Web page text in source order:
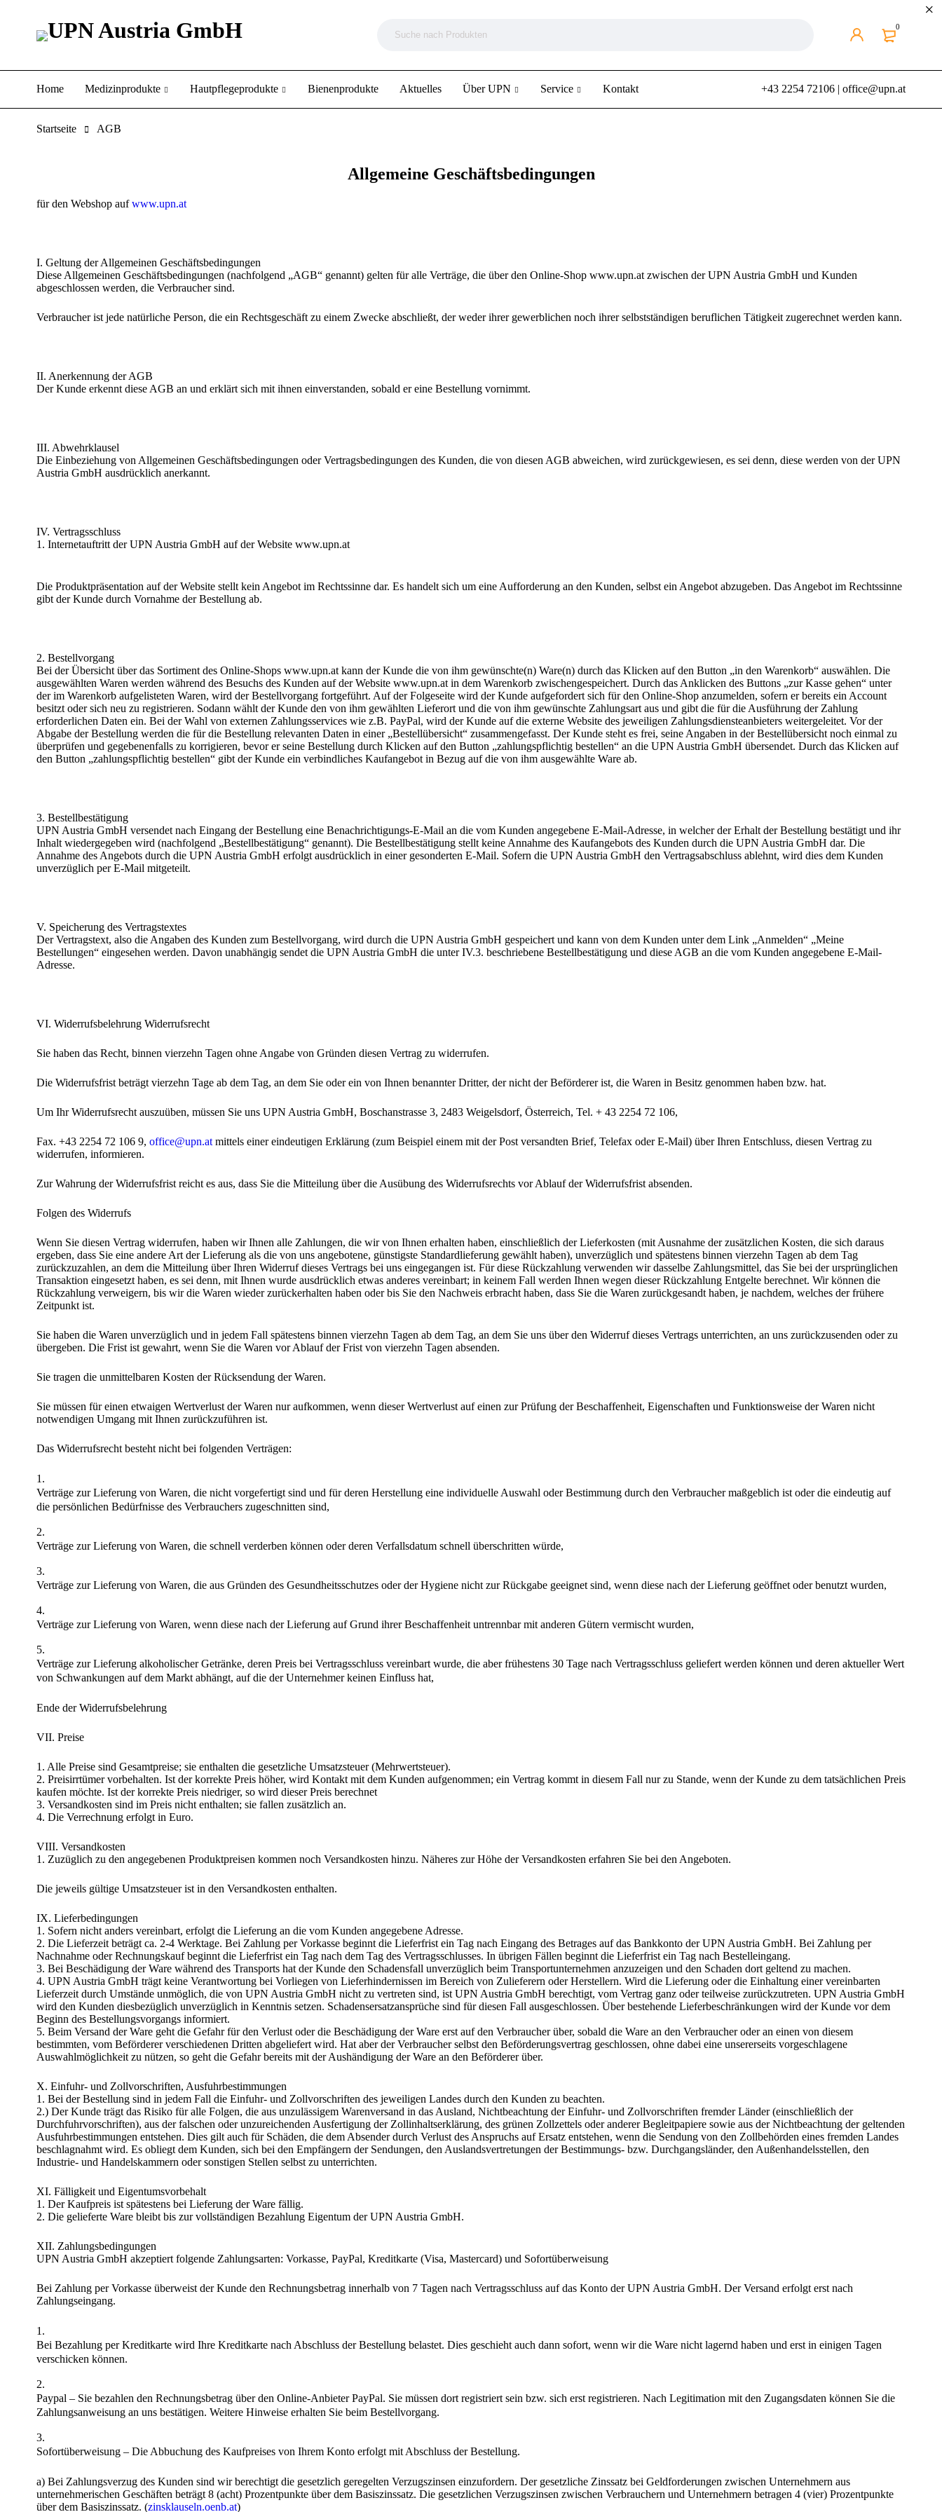
0
Home Medizinprodukte Hautpflegeprodukte Bienenprodukte Aktuelles Über UPN Service Kontakt +43 2254 72106 | office@upn.at
Startseite AGB
Allgemeine Geschäftsbedingungen
für den Webshop aufwww.upn.at
I. Geltung der Allgemeinen Geschäftsbedingungen
Diese Allgemeinen Geschäftsbedingungen (nachfolgend „AGB“ genannt) gelten für alle Verträge, die über den Online-Shop www.upn.at zwischen der UPN Austria GmbH und Kunden
abgeschlossen werden, die Verbraucher sind.
Verbraucher ist jede natürliche Person, die ein Rechtsgeschäft zu einem Zwecke abschließt, der weder ihrer gewerblichen noch ihrer selbstständigen beruflichen Tätigkeit zugerechnet werden kann.
II. Anerkennung der AGB
Der Kunde erkennt diese AGB an und erklärt sich mit ihnen einverstanden, sobald er eine Bestellung vornimmt.
III. Abwehrklausel
Die Einbeziehung von Allgemeinen Geschäftsbedingungen oder Vertragsbedingungen des Kunden, die von diesen AGB abweichen, wird zurückgewiesen, es sei denn, diese werden von der UPN
Austria GmbH ausdrücklich anerkannt.
IV. Vertragsschluss
1. Internetauftritt der UPN Austria GmbH auf der Website www.upn.at
Die Produktpräsentation auf der Website stellt kein Angebot im Rechtssinne dar. Es handelt sich um eine Aufforderung an den Kunden, selbst ein Angebot abzugeben. Das Angebot im Rechtssinne
gibt der Kunde durch Vornahme der Bestellung ab.
2. Bestellvorgang
Bei der Übersicht über das Sortiment des Online-Shops www.upn.at kann der Kunde die von ihm gewünschte(n) Ware(n) durch das Klicken auf den Button „in den Warenkorb“ auswählen. Die
ausgewählten Waren werden während des Besuchs des Kunden auf der Website www.upn.at in dem Warenkorb zwischengespeichert. Durch das Anklicken des Buttons „zur Kasse gehen“ unter
der im Warenkorb aufgelisteten Waren, wird der Bestellvorgang fortgeführt. Auf der Folgeseite wird der Kunde aufgefordert sich für den Online-Shop anzumelden, sofern er bereits ein Account
besitzt oder sich neu zu registrieren. Sodann wählt der Kunde den von ihm gewählten Lieferort und die von ihm gewünschte Zahlungsart aus und gibt die für die Ausführung der Zahlung
erforderlichen Daten ein. Bei der Wahl von externen Zahlungsservices wie z.B. PayPal, wird der Kunde auf die externe Website des jeweiligen Zahlungsdiensteanbieters weitergeleitet. Vor der
Abgabe der Bestellung werden die für die Bestellung relevanten Daten in einer „Bestellübersicht“ zusammengefasst. Der Kunde steht es frei, seine Angaben in der Bestellübersicht noch einmal zu
überprüfen und gegebenenfalls zu korrigieren, bevor er seine Bestellung durch Klicken auf den Button „zahlungspflichtig bestellen“ an die UPN Austria GmbH übersendet. Durch das Klicken auf
den Button „zahlungspflichtig bestellen“ gibt der Kunde ein verbindliches Kaufangebot in Bezug auf die von ihm ausgewählte Ware ab.
3. Bestellbestätigung
UPN Austria GmbH versendet nach Eingang der Bestellung eine Benachrichtigungs-E-Mail an die vom Kunden angegebene E-Mail-Adresse, in welcher der Erhalt der Bestellung bestätigt und ihr
Inhalt wiedergegeben wird (nachfolgend „Bestellbestätigung“ genannt). Die Bestellbestätigung stellt keine Annahme des Kaufangebots des Kunden durch die UPN Austria GmbH dar. Die
Annahme des Angebots durch die UPN Austria GmbH erfolgt ausdrücklich in einer gesonderten E-Mail. Sofern die UPN Austria GmbH den Vertragsabschluss ablehnt, wird dies dem Kunden
unverzüglich per E-Mail mitgeteilt.
V. Speicherung des Vertragstextes
Der Vertragstext, also die Angaben des Kunden zum Bestellvorgang, wird durch die UPN Austria GmbH gespeichert und kann von dem Kunden unter dem Link „Anmelden“ „Meine
Bestellungen“ eingesehen werden. Davon unabhängig sendet die UPN Austria GmbH die unter IV.3. beschriebene Bestellbestätigung und diese AGB an die vom Kunden angegebene E-Mail-
Adresse.
VI. Widerrufsbelehrung Widerrufsrecht
Sie haben das Recht, binnen vierzehn Tagen ohne Angabe von Gründen diesen Vertrag zu widerrufen.
Die Widerrufsfrist beträgt vierzehn Tage ab dem Tag, an dem Sie oder ein von Ihnen benannter Dritter, der nicht der Beförderer ist, die Waren in Besitz genommen haben bzw. hat.
Um Ihr Widerrufsrecht auszuüben, müssen Sie uns UPN Austria GmbH, Boschanstrasse 3, 2483 Weigelsdorf, Österreich, Tel. + 43 2254 72 106,
Fax. +43 2254 72 106 9, office@upn.at mittels einer eindeutigen Erklärung (zum Beispiel einem mit der Post versandten Brief, Telefax oder E-Mail) über Ihren Entschluss, diesen Vertrag zu
widerrufen, informieren.
Zur Wahrung der Widerrufsfrist reicht es aus, dass Sie die Mitteilung über die Ausübung des Widerrufsrechts vor Ablauf der Widerrufsfrist absenden.
Folgen des Widerrufs
Wenn Sie diesen Vertrag widerrufen, haben wir Ihnen alle Zahlungen, die wir von Ihnen erhalten haben, einschließlich der Lieferkosten (mit Ausnahme der zusätzlichen Kosten, die sich daraus
ergeben, dass Sie eine andere Art der Lieferung als die von uns angebotene, günstigste Standardlieferung gewählt haben), unverzüglich und spätestens binnen vierzehn Tagen ab dem Tag
zurückzuzahlen, an dem die Mitteilung über Ihren Widerruf dieses Vertrags bei uns eingegangen ist. Für diese Rückzahlung verwenden wir dasselbe Zahlungsmittel, das Sie bei der ursprünglichen
Transaktion eingesetzt haben, es sei denn, mit Ihnen wurde ausdrücklich etwas anderes vereinbart; in keinem Fall werden Ihnen wegen dieser Rückzahlung Entgelte berechnet. Wir können die
Rückzahlung verweigern, bis wir die Waren wieder zurückerhalten haben oder bis Sie den Nachweis erbracht haben, dass Sie die Waren zurückgesandt haben, je nachdem, welches der frühere
Zeitpunkt ist.
Sie haben die Waren unverzüglich und in jedem Fall spätestens binnen vierzehn Tagen ab dem Tag, an dem Sie uns über den Widerruf dieses Vertrags unterrichten, an uns zurückzusenden oder zu
übergeben. Die Frist ist gewahrt, wenn Sie die Waren vor Ablauf der Frist von vierzehn Tagen absenden.
Sie tragen die unmittelbaren Kosten der Rücksendung der Waren.
Sie müssen für einen etwaigen Wertverlust der Waren nur aufkommen, wenn dieser Wertverlust auf einen zur Prüfung der Beschaffenheit, Eigenschaften und Funktionsweise der Waren nicht
notwendigen Umgang mit Ihnen zurückzuführen ist.
Das Widerrufsrecht besteht nicht bei folgenden Verträgen:
Verträge zur Lieferung von Waren, die nicht vorgefertigt sind und für deren Herstellung eine individuelle Auswahl oder Bestimmung durch den Verbraucher maßgeblich ist oder die eindeutig auf
die persönlichen Bedürfnisse des Verbrauchers zugeschnitten sind,
Verträge zur Lieferung von Waren, die schnell verderben können oder deren Verfallsdatum schnell überschritten würde,
Verträge zur Lieferung von Waren, die aus Gründen des Gesundheitsschutzes oder der Hygiene nicht zur Rückgabe geeignet sind, wenn diese nach der Lieferung geöffnet oder benutzt wurden,
Verträge zur Lieferung von Waren, wenn diese nach der Lieferung auf Grund ihrer Beschaffenheit untrennbar mit anderen Gütern vermischt wurden,
Verträge zur Lieferung alkoholischer Getränke, deren Preis bei Vertragsschluss vereinbart wurde, die aber frühestens 30 Tage nach Vertragsschluss geliefert werden können und deren aktueller Wert
von Schwankungen auf dem Markt abhängt, auf die der Unternehmer keinen Einfluss hat,
Ende der Widerrufsbelehrung
VII. Preise
1. Alle Preise sind Gesamtpreise; sie enthalten die gesetzliche Umsatzsteuer (Mehrwertsteuer).
2. Preisirrtümer vorbehalten. Ist der korrekte Preis höher, wird Kontakt mit dem Kunden aufgenommen; ein Vertrag kommt in diesem Fall nur zu Stande, wenn der Kunde zu dem tatsächlichen Preis
kaufen möchte. Ist der korrekte Preis niedriger, so wird dieser Preis berechnet
3. Versandkosten sind im Preis nicht enthalten; sie fallen zusätzlich an.
4. Die Verrechnung erfolgt in Euro.
VIII. Versandkosten
1. Zuzüglich zu den angegebenen Produktpreisen kommen noch Versandkosten hinzu. Näheres zur Höhe der Versandkosten erfahren Sie bei den Angeboten.
Die jeweils gültige Umsatzsteuer ist in den Versandkosten enthalten.
IX. Lieferbedingungen
1. Sofern nicht anders vereinbart, erfolgt die Lieferung an die vom Kunden angegebene Adresse.
2. Die Lieferzeit beträgt ca. 2-4 Werktage. Bei Zahlung per Vorkasse beginnt die Lieferfrist ein Tag nach Eingang des Betrages auf das Bankkonto der UPN Austria GmbH. Bei Zahlung per
Nachnahme oder Rechnungskauf beginnt die Lieferfrist ein Tag nach dem Tag des Vertragsschlusses. In übrigen Fällen beginnt die Lieferfrist ein Tag nach Bestelleingang.
3. Bei Beschädigung der Ware während des Transports hat der Kunde den Schadensfall unverzüglich beim Transportunternehmen anzuzeigen und den Schaden dort geltend zu machen.
4. UPN Austria GmbH trägt keine Verantwortung bei Vorliegen von Lieferhindernissen im Bereich von Zulieferern oder Herstellern. Wird die Lieferung oder die Einhaltung einer vereinbarten
Lieferzeit durch Umstände unmöglich, die von UPN Austria GmbH nicht zu vertreten sind, ist UPN Austria GmbH berechtigt, vom Vertrag ganz oder teilweise zurückzutreten. UPN Austria GmbH
wird den Kunden diesbezüglich unverzüglich in Kenntnis setzen. Schadensersatzansprüche sind für diesen Fall ausgeschlossen. Über bestehende Lieferbeschränkungen wird der Kunde vor dem
Beginn des Bestellungsvorgangs informiert.
5. Beim Versand der Ware geht die Gefahr für den Verlust oder die Beschädigung der Ware erst auf den Verbraucher über, sobald die Ware an den Verbraucher oder an einen von diesem
bestimmten, vom Beförderer verschiedenen Dritten abgeliefert wird. Hat aber der Verbraucher selbst den Beförderungsvertrag geschlossen, ohne dabei eine unsererseits vorgeschlagene
Auswahlmöglichkeit zu nützen, so geht die Gefahr bereits mit der Aushändigung der Ware an den Beförderer über.
X. Einfuhr- und Zollvorschriften, Ausfuhrbestimmungen
1. Bei der Bestellung sind in jedem Fall die Einfuhr- und Zollvorschriften des jeweiligen Landes durch den Kunden zu beachten.
2.) Der Kunde trägt das Risiko für alle Folgen, die aus unzulässigem Warenversand in das Ausland, Nichtbeachtung der Einfuhr- und Zollvorschriften fremder Länder (einschließlich der
Durchfuhrvorschriften), aus der falschen oder unzureichenden Ausfertigung der Zollinhaltserklärung, des grünen Zollzettels oder anderer Begleitpapiere sowie aus der Nichtbeachtung der geltenden
Ausfuhrbestimmungen entstehen. Dies gilt auch für Schäden, die dem Absender durch Verlust des Anspruchs auf Ersatz entstehen, wenn die Sendung von den Zollbehörden eines fremden Landes
beschlagnahmt wird. Es obliegt dem Kunden, sich bei den Empfängern der Sendungen, den Auslandsvertretungen der Bestimmungs- bzw. Durchgangsländer, den Außenhandelsstellen, den
Industrie- und Handelskammern oder sonstigen Stellen selbst zu unterrichten.
XI. Fälligkeit und Eigentumsvorbehalt
1. Der Kaufpreis ist spätestens bei Lieferung der Ware fällig.
2. Die gelieferte Ware bleibt bis zur vollständigen Bezahlung Eigentum der UPN Austria GmbH.
XII. Zahlungsbedingungen
UPN Austria GmbH akzeptiert folgende Zahlungsarten: Vorkasse, PayPal, Kreditkarte (Visa, Mastercard) und Sofortüberweisung
Bei Zahlung per Vorkasse überweist der Kunde den Rechnungsbetrag innerhalb von 7 Tagen nach Vertragsschluss auf das Konto der UPN Austria GmbH. Der Versand erfolgt erst nach
Zahlungseingang.
Bei Bezahlung per Kreditkarte wird Ihre Kreditkarte nach Abschluss der Bestellung belastet. Dies geschieht auch dann sofort, wenn wir die Ware nicht lagernd haben und erst in einigen Tagen
verschicken können.
Paypal – Sie bezahlen den Rechnungsbetrag über den Online-Anbieter PayPal. Sie müssen dort registriert sein bzw. sich erst registrieren. Nach Legitimation mit den Zugangsdaten können Sie die
Zahlungsanweisung an uns bestätigen. Weitere Hinweise erhalten Sie beim Bestellvorgang.
Sofortüberweisung – Die Abbuchung des Kaufpreises von Ihrem Konto erfolgt mit Abschluss der Bestellung.
a) Bei Zahlungsverzug des Kunden sind wir berechtigt die gesetzlich geregelten Verzugszinsen einzufordern. Der gesetzliche Zinssatz bei Geldforderungen zwischen Unternehmern aus
unternehmerischen Geschäften beträgt 8 (acht) Prozentpunkte über dem Basiszinssatz. Die gesetzlichen Verzugszinsen zwischen Verbrauchern und Unternehmern betragen 4 (vier) Prozentpunkte
über dem Basiszinssatz. (zinsklauseln.oenb.at)